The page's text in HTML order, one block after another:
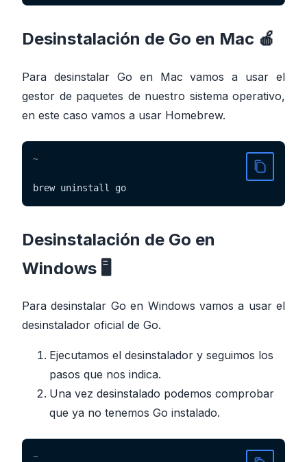
Desinstalación de Go en Mac 🍎
Para desinstalar Go en Mac vamos a usar el
gestor de paquetes de nuestro sistema operativo,
en este caso vamos a usar Homebrew.
~
brew uninstall go
Desinstalación de Go en
Windows 🖥️
Para desinstalar Go en Windows vamos a usar el
desinstalador oficial de Go.
Ejecutamos el desinstalador y seguimos los
pasos que nos indica.
Una vez desinstalado podemos comprobar
que ya no tenemos Go instalado.
~